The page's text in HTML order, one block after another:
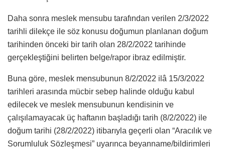
Daha sonra meslek mensubu tarafından verilen 2/3/2022
tarihli dilekçe ile söz konusu doğumun planlanan doğum
tarihinden önceki bir tarih olan 28/2/2022 tarihinde
gerçekleştiğini belirten belge/rapor ibraz edilmiştir.
Buna göre, meslek mensubunun 8/2/2022 ilâ 15/3/2022
tarihleri arasında mücbir sebep halinde olduğu kabul
edilecek ve meslek mensubunun kendisinin ve
çalışılamayacak üç haftanın başladığı tarih (8/2/2022) ile
doğum tarihi (28/2/2022) itibarıyla geçerli olan “Aracılık ve
Sorumluluk Sözleşmesi” uyarınca beyanname/bildirimleri